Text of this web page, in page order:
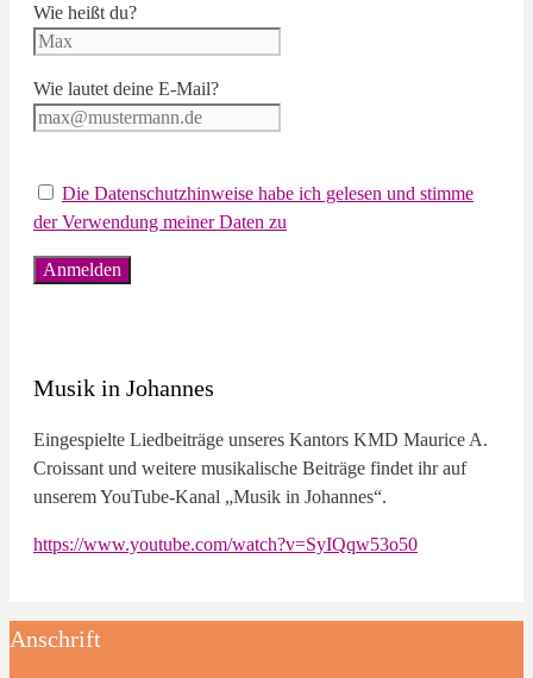
Wie heißt du?
Wie lautet deine E-Mail?
Die Datenschutzhinweise habe ich gelesen und stimme
der Verwendung meiner Daten zu
Musik in Johannes
Eingespielte Liedbeiträge unseres Kantors KMD Maurice A.
Croissant und weitere musikalische Beiträge findet ihr auf
unserem YouTube-Kanal „Musik in Johannes“.
https://www.youtube.com/watch?v=SyIQqw53o50
Anschrift